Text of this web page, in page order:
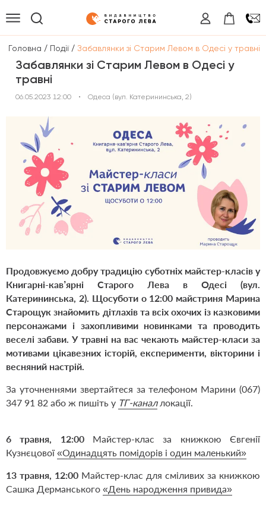
Головна / Події / Забавлянки зі Старим Левом в Одесі у травні
Забавлянки зі Старим Левом в Одесі у
травні
06.05.2023 12:00 • Одеса (вул. Катерининська, 2)
Продовжуємо добру традицію суботніх майстер-класів у
Книгарні-кав’ярні Старого Лева в Одесі (вул.
Катерининська, 2). Щосуботи о 12:00 майстриня Марина
Старощук знайомить дітлахів та всіх охочих із казковими
персонажами і захопливими новинками та проводить
веселі забави. У травні на вас чекають майстер-класи за
мотивами цікавезних історій, експерименти, вікторини і
весняний настрій.
За уточненнями звертайтеся за телефоном Марини (067)
347 91 82 або ж пишіть у TГ-каналлокації.
6 травня, 12:00Майстер-клас за книжкою Євгенії
Кузнєцової «Одинадцять помідорів і один маленький»
13 травня, 12:00 Майстер-клас для сміливих за книжкою
Сашка Дерманського «День народження привида»